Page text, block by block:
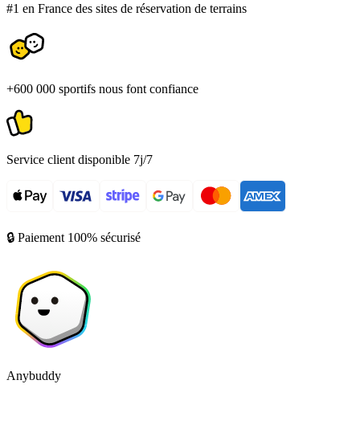
#1 en France des sites de réservation de terrains
+600 000 sportifs nous font confiance
Service client disponible 7j/7
🔒 Paiement 100% sécurisé
Anybuddy